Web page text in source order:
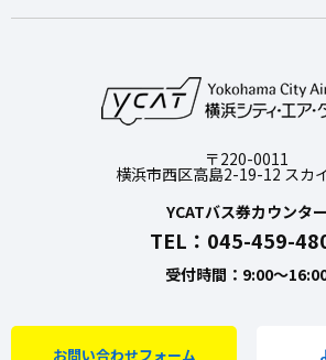
〒220-0011
横浜市西区高島2-19-12 スカ
YCATバス券カウンター
TEL：045-459-
受付時間：9:00～
お問い合わせフォーム